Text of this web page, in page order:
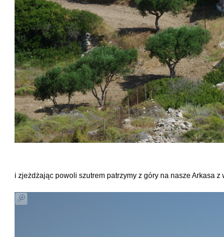
i zjeżdżając powoli szutrem patrzymy z góry na nasze Arkasa